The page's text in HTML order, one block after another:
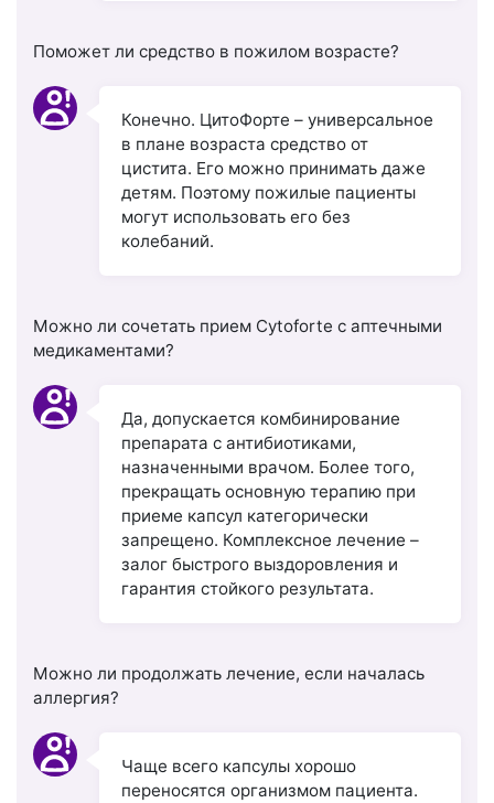
Поможет ли средство в пожилом возрасте?
Конечно. ЦитоФорте – универсальное
в плане возраста средство от
цистита. Его можно принимать даже
детям. Поэтому пожилые пациенты
могут использовать его без
колебаний.
Можно ли сочетать прием Сytoforte с аптечными
медикаментами?
Да, допускается комбинирование
препарата с антибиотиками,
назначенными врачом. Более того,
прекращать основную терапию при
приеме капсул категорически
запрещено. Комплексное лечение –
залог быстрого выздоровления и
гарантия стойкого результата.
Можно ли продолжать лечение, если началась
аллергия?
Чаще всего капсулы хорошо
переносятся организмом пациента.